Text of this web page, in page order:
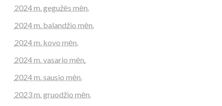
2024 m. gegužės mėn.
2024 m. balandžio mėn.
2024 m. kovo mėn.
2024 m. vasario mėn.
2024 m. sausio mėn.
2023 m. gruodžio mėn.